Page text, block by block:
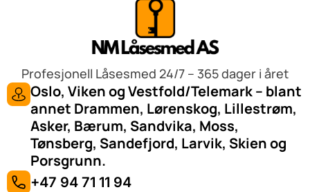
Profesjonell Låsesmed 24/7 – 365 dager i året
Oslo, Viken og Vestfold/Telemark – blant
annet Drammen, Lørenskog, Lillestrøm,
Asker, Bærum, Sandvika, Moss,
Tønsberg, Sandefjord, Larvik, Skien og
Porsgrunn.
+47 94 71 11 94